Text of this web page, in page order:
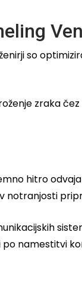
so
zraka
hitro
notranjosti
namestitvi